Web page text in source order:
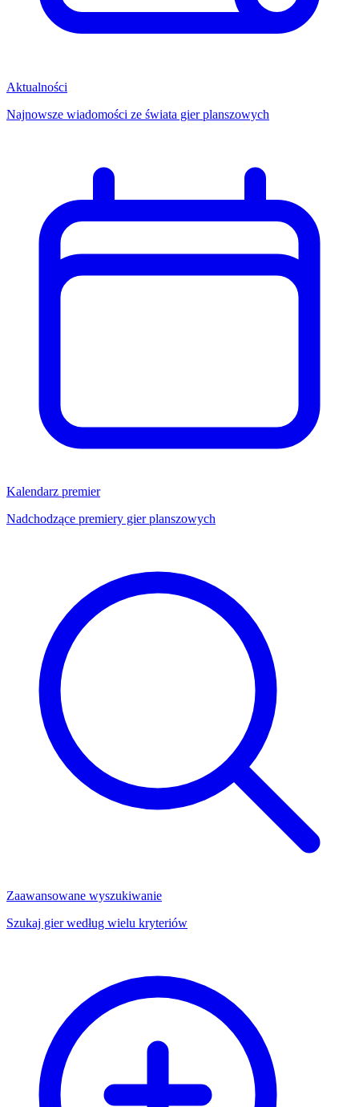
Aktualności
Najnowsze wiadomości ze świata gier planszowych
Kalendarz premier
Nadchodzące premiery gier planszowych
Zaawansowane wyszukiwanie
Szukaj gier według wielu kryteriów